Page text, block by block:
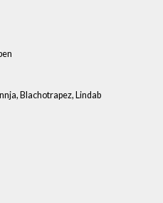
Blachotrapez, Lindab